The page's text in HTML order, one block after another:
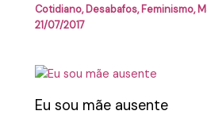
Cotidiano,Desabafos,Feminismo,
21/07/2017
Eu sou mãe ausente